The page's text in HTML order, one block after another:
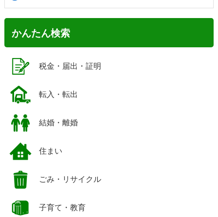
かんたん検索
税金・届出・証明
転入・転出
結婚・離婚
住まい
ごみ・リサイクル
子育て・教育